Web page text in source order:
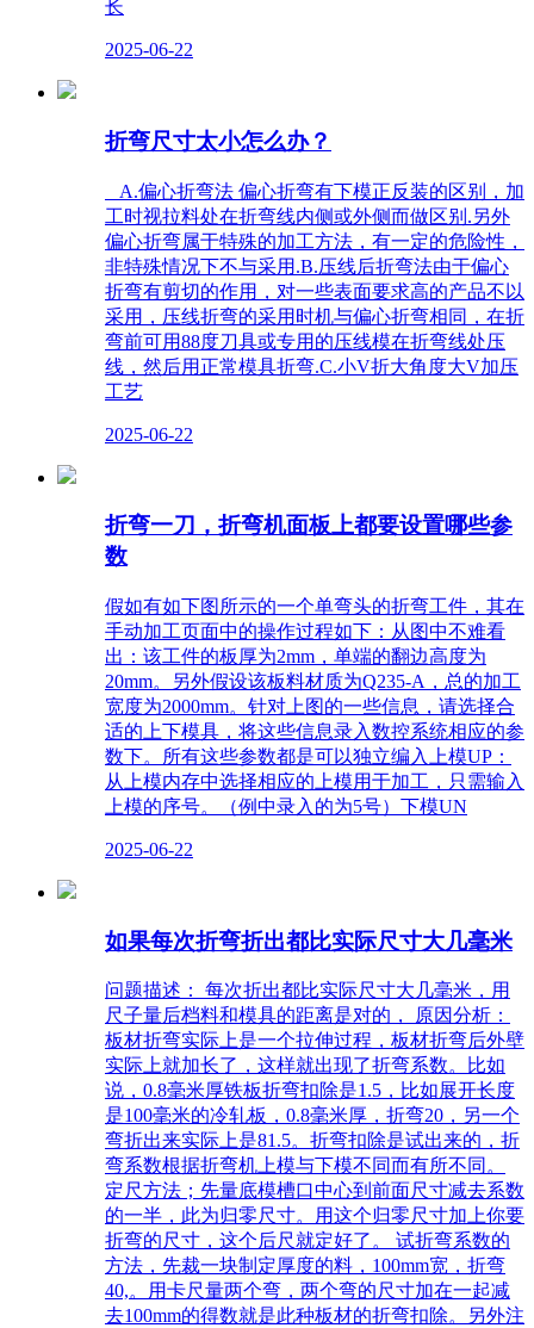
长
2025-06-22
折弯尺寸太小怎么办？
A.偏心折弯法 偏心折弯有下模正反装的区别，加
工时视拉料处在折弯线内侧或外侧而做区别.另外
偏心折弯属于特殊的加工方法，有一定的危险性，
非特殊情况下不与采用.B.压线后折弯法由于偏心
折弯有剪切的作用，对一些表面要求高的产品不以
采用，压线折弯的采用时机与偏心折弯相同，在折
弯前可用88度刀具或专用的压线模在折弯线处压
线，然后用正常模具折弯.C.小V折大角度大V加压
工艺
2025-06-22
折弯一刀，折弯机面板上都要设置哪些参
数
假如有如下图所示的一个单弯头的折弯工件，其在
手动加工页面中的操作过程如下：从图中不难看
出：该工件的板厚为2mm，单端的翻边高度为
20mm。另外假设该板料材质为Q235-A，总的加工
宽度为2000mm。针对上图的一些信息，请选择合
适的上下模具，将这些信息录入数控系统相应的参
数下。所有这些参数都是可以独立编入上模UP：
从上模内存中选择相应的上模用于加工，只需输入
上模的序号。（例中录入的为5号）下模UN
2025-06-22
如果每次折弯折出都比实际尺寸大几毫米
问题描述： 每次折出都比实际尺寸大几毫米，用
尺子量后档料和模具的距离是对的， 原因分析：
板材折弯实际上是一个拉伸过程，板材折弯后外壁
实际上就加长了，这样就出现了折弯系数。比如
说，0.8毫米厚铁板折弯扣除是1.5，比如展开长度
是100毫米的冷轧板，0.8毫米厚，折弯20，另一个
弯折出来实际上是81.5。折弯扣除是试出来的，折
弯系数根据折弯机上模与下模不同而有所不同。
定尺方法；先量底模槽口中心到前面尺寸减去系数
的一半，此为归零尺寸。用这个归零尺寸加上你要
折弯的尺寸，这个后尺就定好了。 试折弯系数的
方法，先裁一块制定厚度的料，100mm宽，折弯
40,。用卡尺量两个弯，两个弯的尺寸加在一起减
去100mm的得数就是此种板材的折弯扣除。另外注